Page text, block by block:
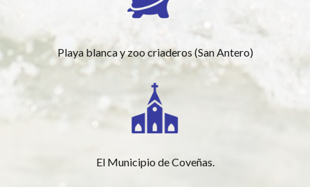
Playa blanca y zoo criaderos (San Antero)
El Municipio de Coveñas.